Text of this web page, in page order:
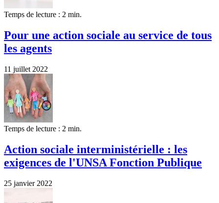
Temps de lecture : 2 min.
Pour une action sociale au service de tous
les agents
11 juillet 2022
Temps de lecture : 2 min.
Action sociale interministérielle : les
exigences de l'UNSA Fonction Publique
25 janvier 2022